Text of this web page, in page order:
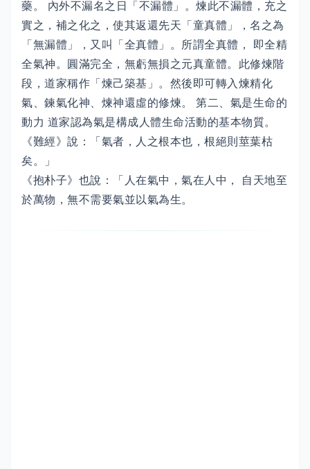
藥。 內外不漏名之日「不漏體」。煉此不漏體，充之
實之，補之化之，使其返還先天「童真體」，名之為
「無漏體」，又叫「全真體」。所謂全真體， 即全精
全氣神。圓滿完全，無虧無損之元真童體。此修煉階
段，道家稱作「煉己築基」。然後即可轉入煉精化
氣、鍊氣化神、煉神還虛的修煉。 第二、氣是生命的
動力 道家認為氣是構成人體生命活動的基本物質。
《難經》說：「氣者，人之根本也，根絕則莖葉枯
矣。」
《抱朴子》也說：「人在氣中，氣在人中， 自天地至
於萬物，無不需要氣並以氣為生。